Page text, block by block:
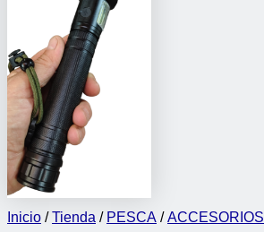
Inicio /Tienda / PESCA /ACCESORIOS